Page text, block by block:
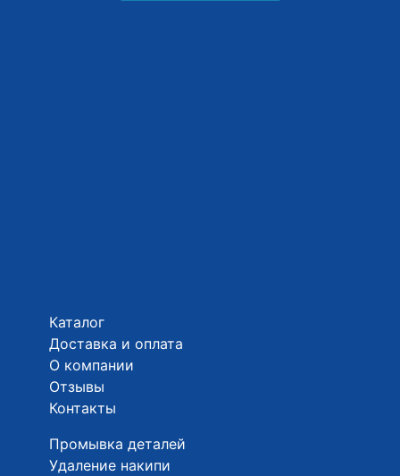
Каталог
Доставка и оплата
О компании
Отзывы
Контакты
Промывка деталей
Удаление накипи